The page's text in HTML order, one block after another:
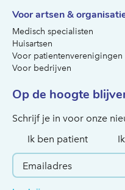
Hoe
Voor artsen &
Medisch specialisten
Huisartsen
Voor patientenverenigingen
Voor bedrijven
Op de hoogte
Schrijf je in voor onze
Ik ben patient